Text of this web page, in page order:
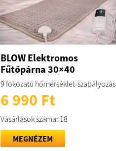
BLOW Elektromos
Fűtőpárna 30×40
9 fokozatú hőmérséklet-szabályozás
6 990 Ft
Vásárlások száma: 18
MEGNÉZEM